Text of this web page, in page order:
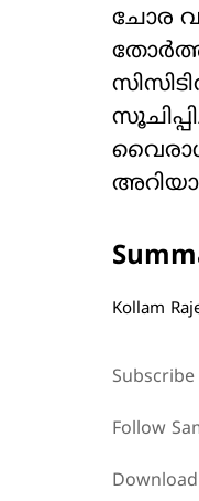
ചോര
Kollam
Follow